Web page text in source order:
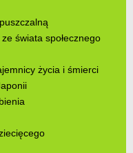
świata społecznego
życia i śmierci